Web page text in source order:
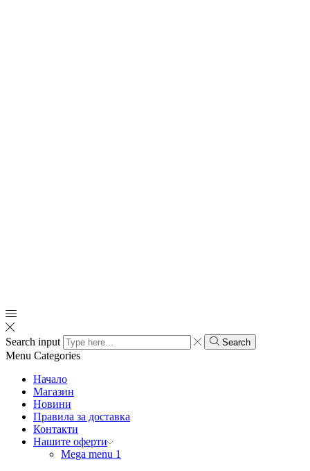
Search input Search
Menu Categories
Начало
Магазин
Новини
Правила за доставка
Контакти
Нашите оферти
Mega menu 1